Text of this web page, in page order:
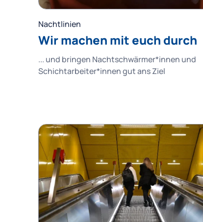
Nachtlinien
Wir machen mit euch durch
... und bringen Nachtschwärmer*innen und
Schichtarbeiter*innen gut ans Ziel